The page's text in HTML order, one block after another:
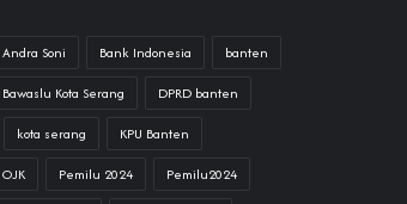
Andra Soni Bank Indonesia banten
Bawaslu Kota Serang DPRD banten
kota serang KPU Banten
OJK Pemilu 2024 Pemilu2024